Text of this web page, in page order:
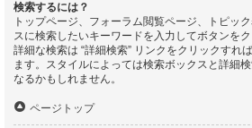
検索するには？
トップページ、フォーラム閲覧ページ、トピッ
スに検索したいキーワードを入力してボタンを
詳細な検索は “詳細検索” リンクをクリックすれ
ます。スタイルによっては検索ボックスと詳細
なるかもしれません。
ページトップ